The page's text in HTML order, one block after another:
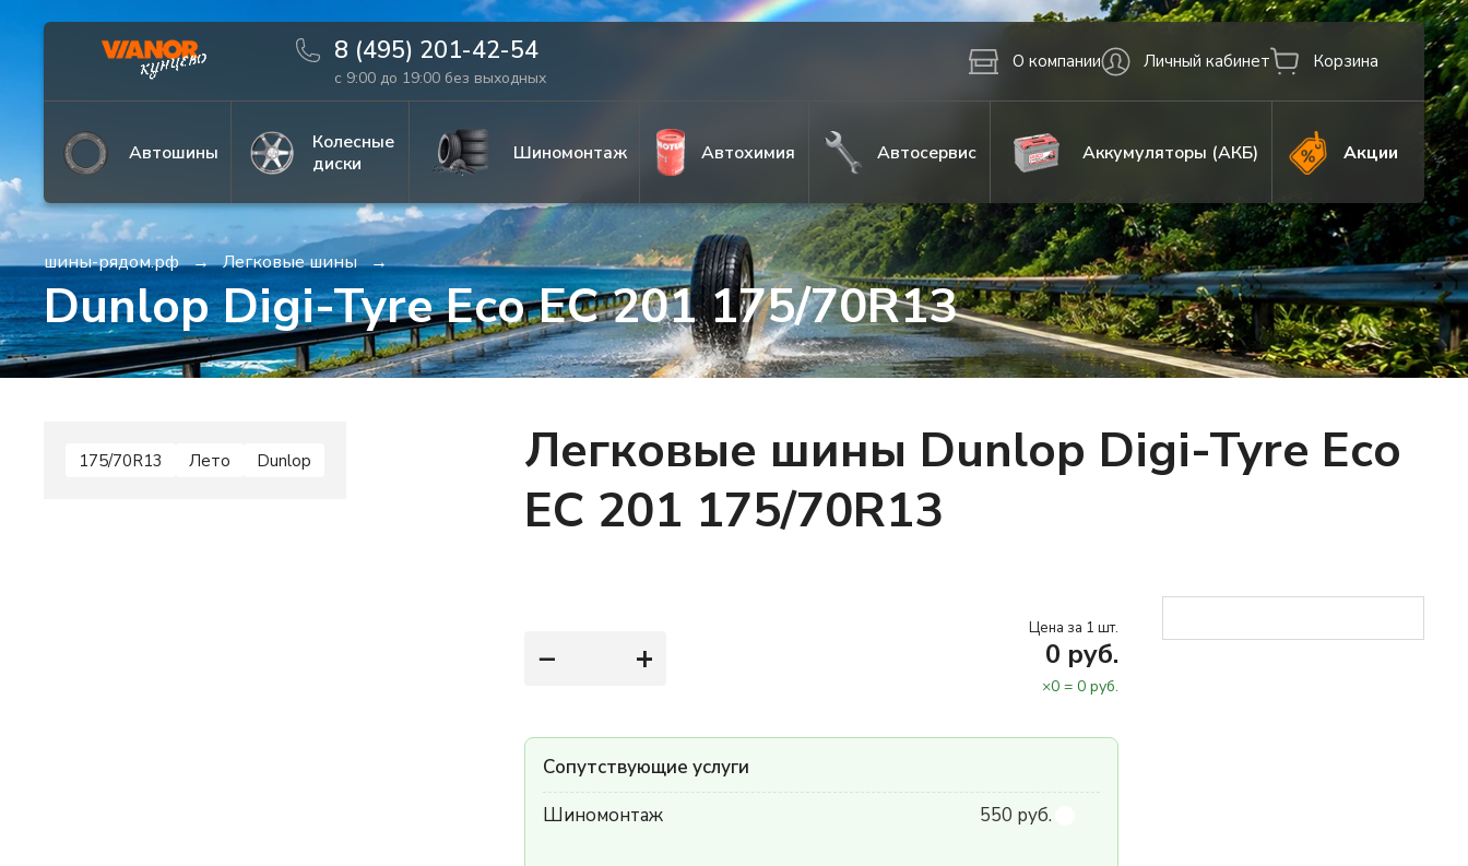
8 (495) 201-42-54
с 9:00 до 19:00 без выходных
О компании Личный кабинет Корзина
Автошины
Колесные
диски
Шиномонтаж Автохимия Автосервис Аккумуляторы (АКБ) Акции
шины-рядом.рф Легковые шины
Dunlop Digi-Tyre Eco EC 201 175/70R13
175/70R13 Лето Dunlop
Легковые шины Dunlop Digi-Tyre Eco
EC 201 175/70R13
− +
Цена за 1 шт.
0 руб.
×0 = 0 руб.
Сопутствующие услуги
Шиномонтаж
550 руб.
Информация Фото товара